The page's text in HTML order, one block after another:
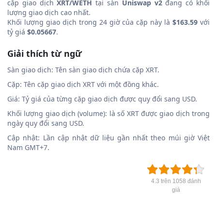
cặp giao dịchXRT/WETH tại sàn Uniswap v2đang có khối
lượng giao dịch cao nhất.
Khối lượng giao dịch trong 24 giờ của cặp này là$163.59 với
tỷ giá $0.05667.
Giải thích từ ngữ
Sàn giao dịch: Tên sàn giao dịch chứa cặp XRT.
Cặp: Tên cặp giao dịch XRT với một đồng khác.
Giá: Tỷ giá của từng cặp giao dịch được quy đổi sang USD.
Khối lượng giao dịch (volume): là số XRT được giao dịch trong
ngày quy đổi sang USD.
Cập nhật: Lần cập nhật dữ liệu gần nhất theo múi giờ Việt
Nam GMT+7.
4.3 trên 1058 đánh
giá